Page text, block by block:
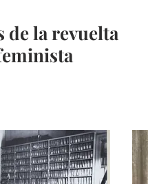
de la revuelta